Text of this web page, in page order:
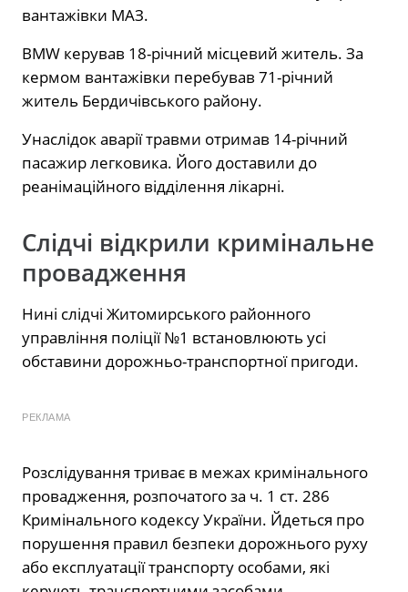
вантажівки МАЗ.
BMW керував 18-річний місцевий житель. За
кермом вантажівки перебував 71-річний
житель Бердичівського району.
Унаслідок аварії травми отримав 14-річний
пасажир легковика. Його доставили до
реанімаційного відділення лікарні.
Слідчі відкрили кримінальне
провадження
Нині слідчі Житомирського районного
управління поліції №1 встановлюють усі
обставини дорожньо-транспортної пригоди.
РЕКЛАМА
Розслідування триває в межах кримінального
провадження, розпочатого за ч. 1 ст. 286
Кримінального кодексу України. Йдеться про
порушення правил безпеки дорожнього руху
або експлуатації транспорту особами, які